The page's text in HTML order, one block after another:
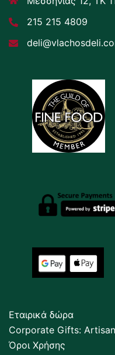
215 215 4809
Εταιρικά δώρα
Corporate Gifts:
Όροι Χρήσης